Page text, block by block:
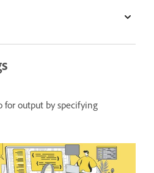
for output by specifying